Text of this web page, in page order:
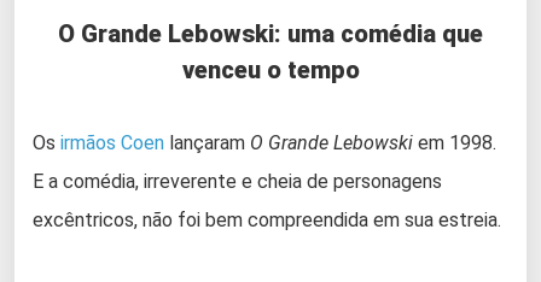
O Grande Lebowski: uma comédia que
venceu o tempo
Os irmãos Coen lançaram O Grande Lebowski em 1998.
E a comédia, irreverente e cheia de personagens
excêntricos, não foi bem compreendida em sua estreia.